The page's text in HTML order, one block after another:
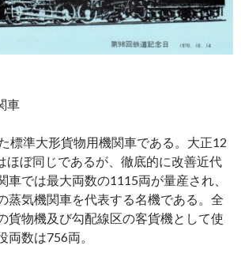
車
標準大形貨物用機関車である。大正12
ほぼ同じであるが、徹底的に改善近代
車では最大両数の1115両が量産され、
蒸気機関車を代表する名機である。全
貨物機及び勾配線区の客貨機として使
両数は756両。